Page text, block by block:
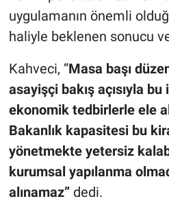
uygulamanın önemli
haliyle beklenen sonucu
Kahveci, “Masa başı
asayişçi bakış açısıyla
ekonomik tedbirlerle ele
Bakanlık kapasitesi bu
yönetmekte yetersiz
kurumsal yapılanma
alınamaz”dedi.